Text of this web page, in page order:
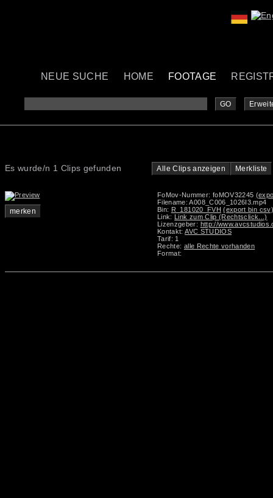
NEUE SUCHE HOME FOOTAGE
GO
Es wurde/n 1 Clips gefunden Alle Clips anzeigen Merkliste
merken
FoMov-Nummer: foMOV32245
Filename: A008_C006_1026I3.mp4
Bin: R_181020_FVH (export bin csv)
Link: Link zum Clip (Rechtsclick...)
Lizenzgeber: http://
Kontakt:AVC STUDIOS
Tarif: 1
Rechte: alle Rechte vorhanden
Format: